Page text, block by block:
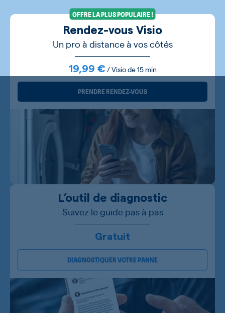
OFFRE LA PLUS POPULAIRE !
Rendez-vous Visio
Un pro à distance à vos côtés
19,99 € / Visio de 15 min
PRENDRE RENDEZ-VOUS
L’outil de diagnostic
Suivez le guide pas à pas
Gratuit
DIAGNOSTIQUER VOTRE PANNE